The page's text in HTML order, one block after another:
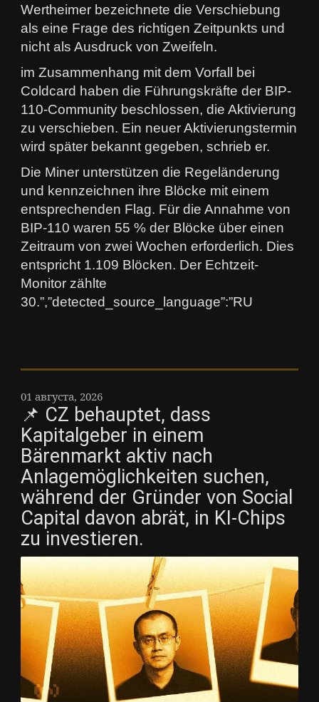
Wertheimer bezeichnete die Verschiebung
als eine Frage des richtigen Zeitpunkts und
nicht als Ausdruck von Zweifeln.
im Zusammenhang mit dem Vorfall bei
Coldcard haben die Führungskräfte der BIP-
110-Community beschlossen, die Aktivierung
zu verschieben. Ein neuer Aktivierungstermin
wird später bekannt gegeben, schrieb er.
Die Miner unterstützen die Regeländerung
und kennzeichnen ihre Blöcke mit einem
entsprechenden Flag. Für die Annahme von
BIP-110 waren 55 % der Blöcke über einen
Zeitraum von zwei Wochen erforderlich. Dies
entspricht 1.109 Blöcken. Der Echtzeit-
Monitor zählte
30.”,”detected_source_language”:”RU
01 августа, 2026
📌 CZ behauptet, dass
Kapitalgeber in einem
Bärenmarkt aktiv nach
Anlagemöglichkeiten suchen,
während der Gründer von Social
Capital davon abrät, in KI-Chips
zu investieren.